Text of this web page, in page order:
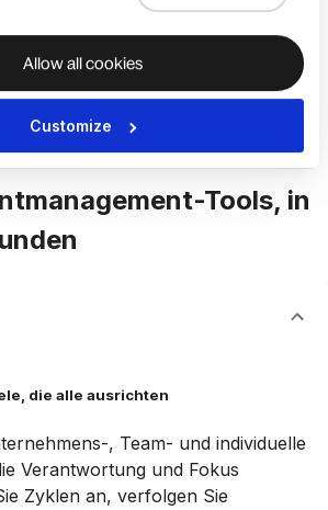
Allow all cookies
Customize
zur Umsetzung gelangen.
Tools, in
die alle ausrichten
, Team- und individuelle
Verantwortung und Fokus
Zyklen an, verfolgen Sie